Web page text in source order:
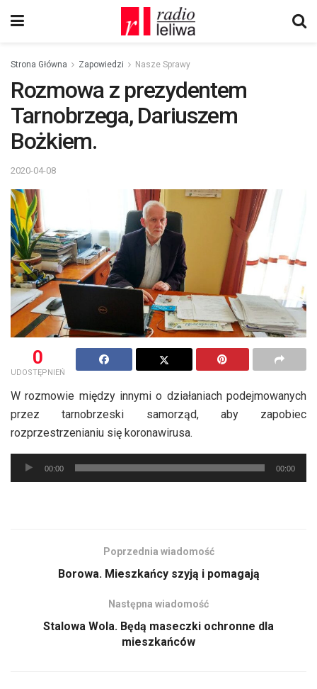
Strona Główna Zapowiedzi Nasze Sprawy
Rozmowa z prezydentem
Tarnobrzega, Dariuszem
Bożkiem.
2020-04-08
0
UDOSTĘPNIEŃ
W rozmowie między innymi o działaniach podejmowanych
przez tarnobrzeski samorząd, aby zapobiec
rozprzestrzenianiu się koronawirusa.
Odtwarzacz
plików
00:00 00:00
Poprzednia wiadomość
Borowa. Mieszkańcy szyją i pomagają
Następna wiadomość
Stalowa Wola. Będą maseczki ochronne dla
mieszkańców